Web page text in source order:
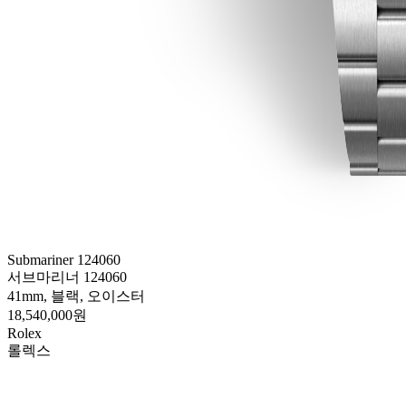
Submariner 124060
서브마리너 124060
41mm, 블랙, 오이스터
18,540,000원
Rolex
롤렉스